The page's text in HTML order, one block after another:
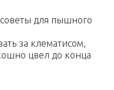
для пышного
за клематисом,
цвел до конца